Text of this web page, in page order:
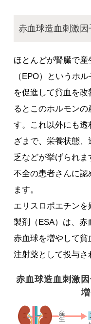
赤血球造血刺激因
ほとんどが腎臓で
（EPO）というホ
を促進して貧血を
るとこのホルモン
す。これ以外にも透
ざまで、栄養状態
乏などが挙げられ
不全の患者さんに
ます。
エリスロポエチン
製剤（ESA）は、赤
赤血球を増やして
注射薬として投与さ
赤血球造血刺激